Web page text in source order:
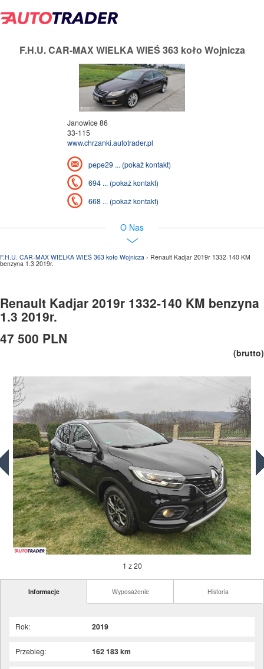
F.H.U. CAR-MAX WIELKA WIEŚ 363 koło Wojnicza
Janowice 86
33-115
www.chrzanki.autotrader.pl
pepe29 ... (pokaż kontakt)
694 ... (pokaż kontakt)
668 ... (pokaż kontakt)
O Nas
F.H.U. CAR-MAX WIELKA WIEŚ 363 koło Wojnicza › Renault Kadjar 2019r 1332-140 KM
benzyna 1.3 2019r.
Renault Kadjar 2019r 1332-140 KM benzyna
1.3 2019r.
47 500 PLN
(brutto)
1 z 20
Informacje Wyposażenie Historia
Rok: 2019
Przebieg: 162 183 km